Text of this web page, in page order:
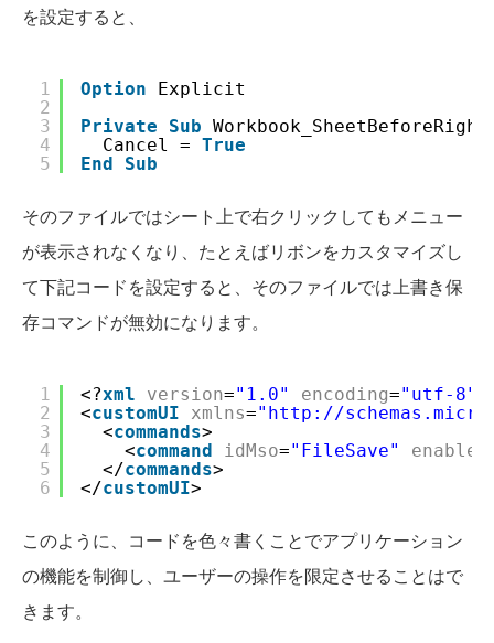
を設定すると、
1
2
3
4
5
Option
Explicit
Private
Sub
Cancel = True
End
Sub
そのファイルではシート上で右クリックしてもメニュー
が表示されなくなり、たとえばリボンをカスタマイズし
て下記コードを設定すると、そのファイルでは上書き保
存コマンドが無効になります。
1
2
3
4
5
6
<?xml version="1.0" encoding="utf-8"
<customUI xmlns=" http://
<commands>
<command idMso="FileSave" enabled
</commands>
</customUI>
このように、コードを色々書くことでアプリケーション
の機能を制御し、ユーザーの操作を限定させることはで
きます。